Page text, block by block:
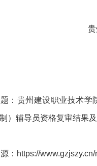
贵州
贵州建设职业技术学
）辅导员资格复审结果
https://www.gzjszy.cn/